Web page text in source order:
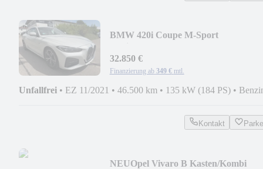
BMW 420i Coupe M-Sport
32.850 €
Finanzierung ab 349 € mtl.
Unfallfrei • EZ 11/2021 • 46.500 km • 135 kW (184 PS) •
Kontakt
NEUOpel Vivaro B Kasten/Kombi